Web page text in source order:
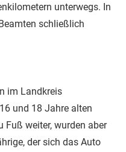
unterwegs. In
schließlich
im Landkreis
und 18 Jahre alten
weiter, wurden aber
der sich das Auto